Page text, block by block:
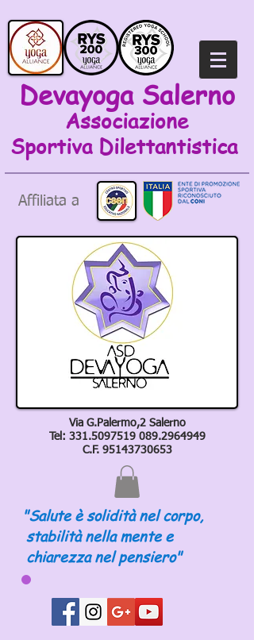
Devayoga Salerno
Associazione
Sportiva Dilettantistica
Affiliata a
Via G.Palermo,2 Salerno
Tel: 331.5097519 089.2964949
C.F. 95143730653
"Salute è solidità nel corpo,
stabilità nella mente e
chiarezza nel pensiero"